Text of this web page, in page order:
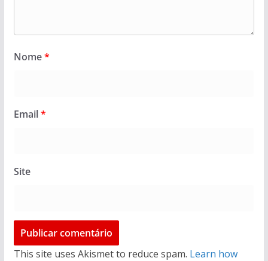
Nome*
Email*
Site
This site uses Akismet to reduce spam. Learn how